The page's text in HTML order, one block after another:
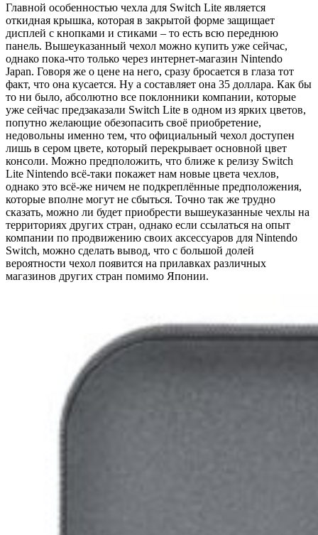
Главной особенностью чехла для Switch Lite является
откидная крышка, которая в закрытой форме защищает
дисплей с кнопками и стиками – то есть всю переднюю
панель. Вышеуказанный чехол можно купить уже сейчас,
однако пока-что только через интернет-магазин Nintendo
Japan. Говоря же о цене на него, сразу бросается в глаза тот
факт, что она кусается. Ну а составляет она 35 доллара. Как бы
то ни было, абсолютно все поклонники компании, которые
уже сейчас предзаказали Switch Lite в одном из ярких цветов,
попутно желающие обезопасить своё приобретение,
недовольны именно тем, что официальный чехол доступен
лишь в сером цвете, который перекрывает основной цвет
консоли. Можно предположить, что ближе к релизу Switch
Lite Nintendo всё-таки покажет нам новые цвета чехлов,
однако это всё-же ничем не подкреплённые предположения,
которые вполне могут не сбыться. Точно так же трудно
сказать, можно ли будет приобрести вышеуказанные чехлы на
территориях других стран, однако если ссылаться на опыт
компании по продвижению своих аксессуаров для Nintendo
Switch, можно сделать вывод, что с большой долей
вероятности чехол появится на прилавках различных
магазинов других стран помимо Японии.